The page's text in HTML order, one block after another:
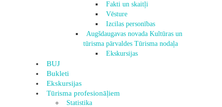
Fakti un skaitļi
Vēsture
Izcilas personības
Augšdaugavas novada Kultūras un
tūrisma pārvaldes Tūrisma nodaļa
Ekskursijas
BUJ
Bukleti
Ekskursijas
Tūrisma profesionāļiem
Statistika